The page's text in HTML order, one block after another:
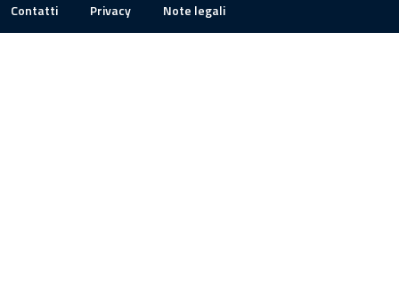
Contatti Privacy Note legali